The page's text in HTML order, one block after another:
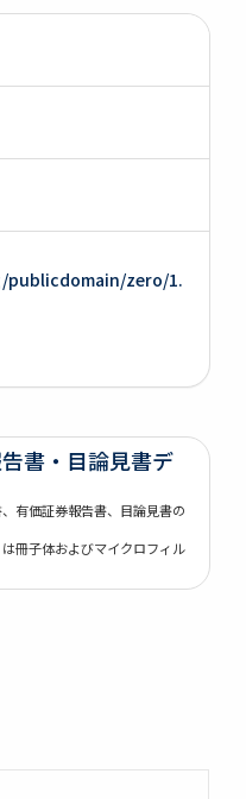
zero/1.
書・目論見書デ
有価証券報告書、目論見書の
冊子体およびマイクロフィル